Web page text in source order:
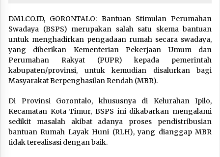
DM1.CO.ID, GORONTALO: Bantuan Stimulan Perumahan
Swadaya (BSPS) merupakan salah satu skema bantuan
untuk menghadirkan pengadaan rumah secara swadaya,
yang diberikan Kementerian Pekerjaan Umum dan
Perumahan Rakyat (PUPR) kepada pemerintah
kabupaten/provinsi, untuk kemudian disalurkan bagi
Masyarakat Berpenghasilan Rendah (MBR).
Di Provinsi Gorontalo, khususnya di Kelurahan Ipilo,
Kecamatan Kota Timur, BSPS ini dikabarkan mengalami
sedikit masalah akibat adanya proses pendistribusian
bantuan Rumah Layak Huni (RLH), yang dianggap MBR
tidak terealisasi dengan baik.